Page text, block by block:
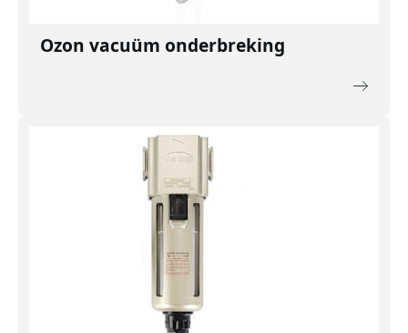
Ozon vacuüm onderbreking